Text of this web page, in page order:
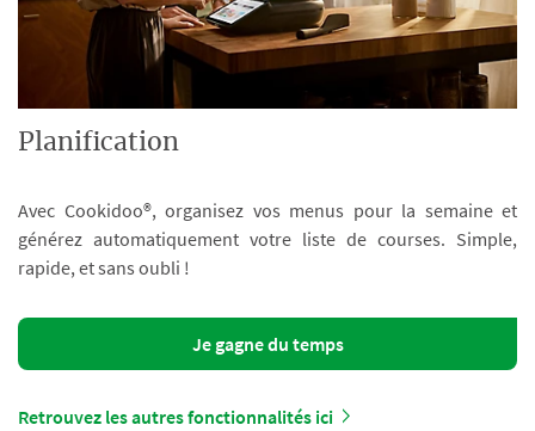
Planification
Avec Cookidoo®, organisez vos menus pour la semaine et
générez automatiquement votre liste de courses. Simple,
rapide, et sans oubli !
Je gagne du temps
Retrouvez les autres fonctionnalités ici